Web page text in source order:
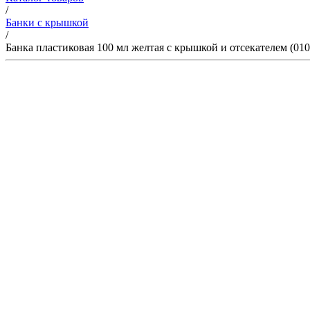
/
Банки с крышкой
/
Банка пластиковая 100 мл желтая с крышкой и отсекателем